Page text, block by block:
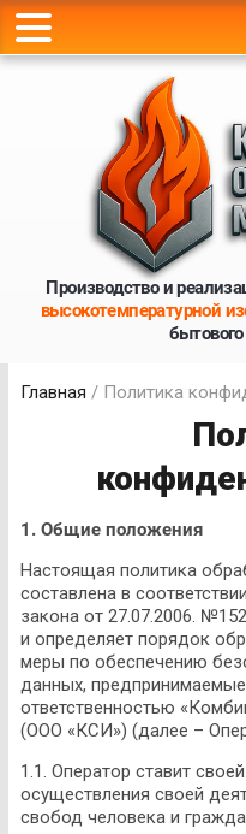
Производство и
высокотемпературной
Главная / Политика
1. Общие положения
Настоящая политика
составлена в
закона от 27.07.2006.
и определяет порядок
меры по обеспечению
данных,
ответственностью
(ООО «КСИ») (далее –
1.1. Оператор ставит
осуществления своей
свобод человека и